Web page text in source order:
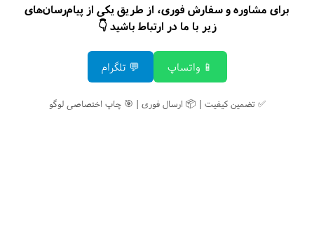
برای مشاوره و سفارش فوری، از طریق یکی از پیام‌رسان‌های
زیر با ما در ارتباط باشید 👇
📱 واتساپ 💬 تلگرام
✅ تضمین کیفیت | 📦 ارسال فوری | 🎯 چاپ اختصاصی لوگو